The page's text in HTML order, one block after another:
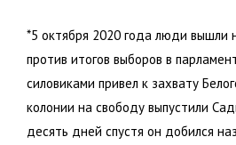
*5 октября 2020 года люди вышли
против итогов выборов в
силовиками привел к захвату
колонии на свободу выпустили
десять дней спустя он добился